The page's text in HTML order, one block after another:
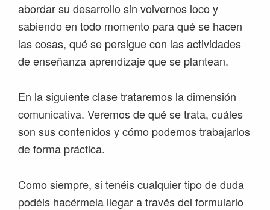
abordar su desarrollo sin volvernos loco y
sabiendo en todo momento para qué se hacen
las cosas, qué se persigue con las actividades
de enseñanza aprendizaje que se plantean.
En la siguiente clase trataremos la dimensión
comunicativa. Veremos de qué se trata, cuáles
son sus contenidos y cómo podemos trabajarlos
de forma práctica.
Como siempre, si tenéis cualquier tipo de duda
podéis hacérmela llegar a través del formulario